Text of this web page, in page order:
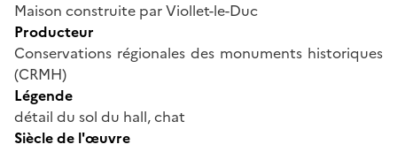
Maison construite par Viollet-le-Duc
Producteur
Conservations régionales des monuments historiques
(CRMH)
Légende
détail du sol du hall, chat
Siècle de l'œuvre